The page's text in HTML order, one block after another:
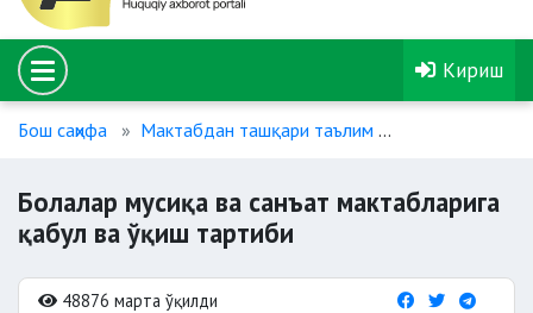
Кириш
Бош саҳифа Мактабдан ташқари таълим
Болалар мусиқа ва санъат мактабларига
қабул ва ўқиш тартиби
48876 марта ўқилди